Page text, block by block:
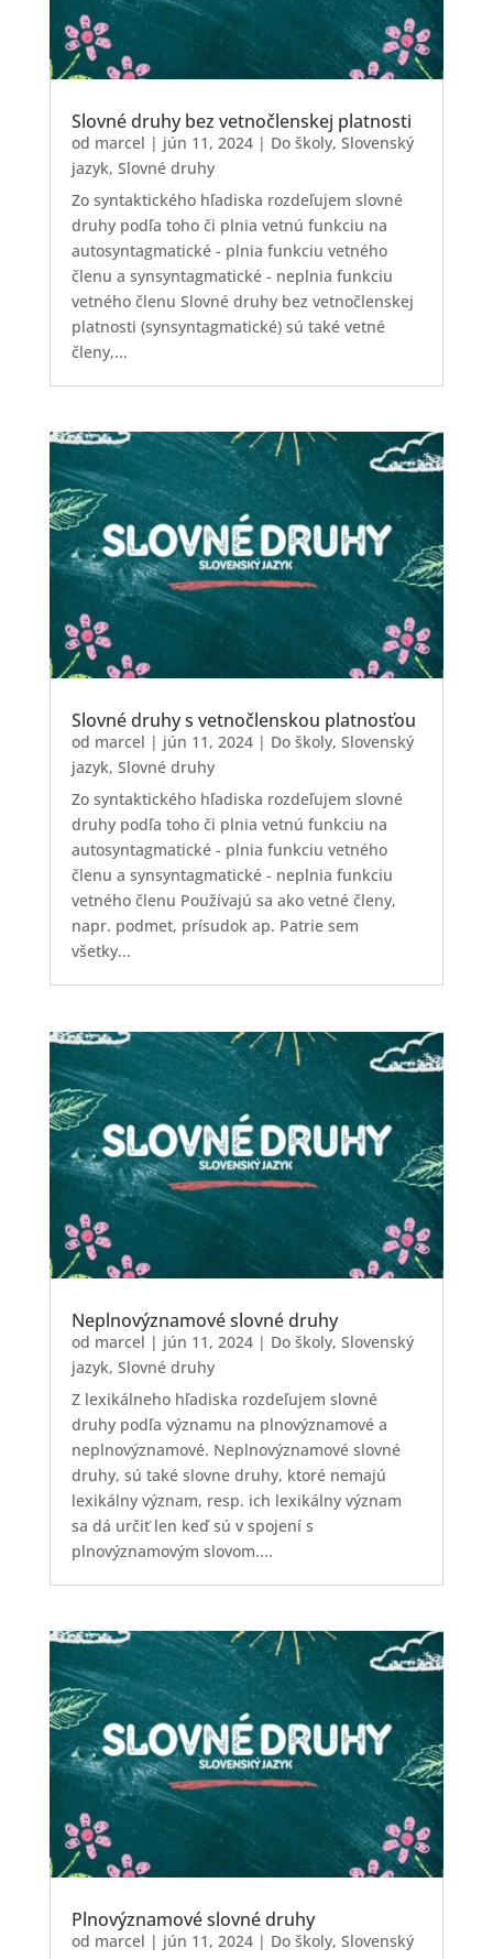
Slovné druhy bez vetnočlenskej platnosti
od marcel | jún 11, 2024| Do školy, Slovenský
jazyk, Slovné druhy
Zo syntaktického hľadiska rozdeľujem slovné
druhy podľa toho či plnia vetnú funkciu na
autosyntagmatické - plnia funkciu vetného
členu a synsyntagmatické - neplnia funkciu
vetného členu Slovné druhy bez vetnočlenskej
platnosti (synsyntagmatické) sú také vetné
členy,...
Slovné druhy s vetnočlenskou platnosťou
od marcel | jún 11, 2024| Do školy, Slovenský
jazyk, Slovné druhy
Zo syntaktického hľadiska rozdeľujem slovné
druhy podľa toho či plnia vetnú funkciu na
autosyntagmatické - plnia funkciu vetného
členu a synsyntagmatické - neplnia funkciu
vetného členu Používajú sa ako vetné členy,
napr. podmet, prísudok ap. Patrie sem
všetky...
Neplnovýznamové slovné druhy
od marcel | jún 11, 2024| Do školy, Slovenský
jazyk, Slovné druhy
Z lexikálneho hľadiska rozdeľujem slovné
druhy podľa významu na plnovýznamové a
neplnovýznamové. Neplnovýznamové slovné
druhy, sú také slovne druhy, ktoré nemajú
lexikálny význam, resp. ich lexikálny význam
sa dá určiť len keď sú v spojení s
plnovýznamovým slovom....
Plnovýznamové slovné druhy
od marcel | jún 11, 2024| Do školy, Slovenský